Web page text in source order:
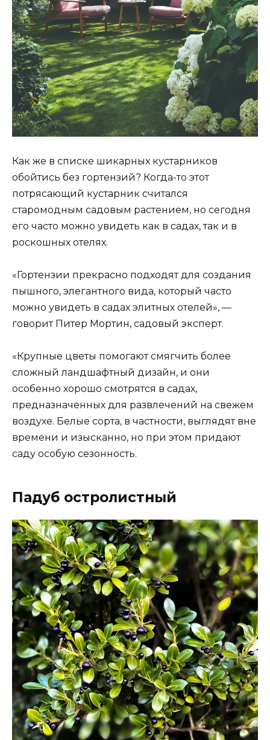
Как же в списке шикарных кустарников
обойтись без гортензий? Когда-то этот
потрясающий кустарник считался
старомодным садовым растением, но сегодня
его часто можно увидеть как в садах, так и в
роскошных отелях.
«Гортензии прекрасно подходят для создания
пышного, элегантного вида, который часто
можно увидеть в садах элитных отелей», —
говорит Питер Мортин, садовый эксперт.
«Крупные цветы помогают смягчить более
сложный ландшафтный дизайн, и они
особенно хорошо смотрятся в садах,
предназначенных для развлечений на свежем
воздухе. Белые сорта, в частности, выглядят вне
времени и изысканно, но при этом придают
саду особую сезонность.
Падуб остролистный